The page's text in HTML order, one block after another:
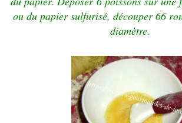
ou du papier sulfurisé, découper 66
diamètre.